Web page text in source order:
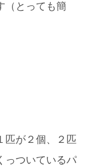
（とっても簡
匹が２個、２匹
っついているパ